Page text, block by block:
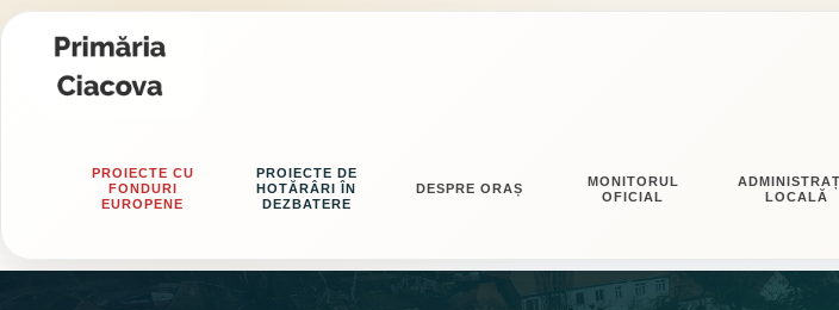
PROIECTE CU
FONDURI
EUROPENE
PROIECTE DE
HOTĂRÂRI ÎN
DEZBATERE
DESPRE ORAȘ
MONITORUL
OFICIAL
LOCALĂ